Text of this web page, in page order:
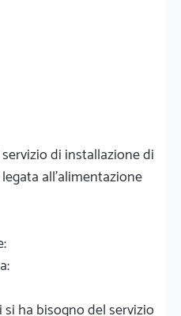
di installazione di
all'alimentazione
ha bisogno del servizio